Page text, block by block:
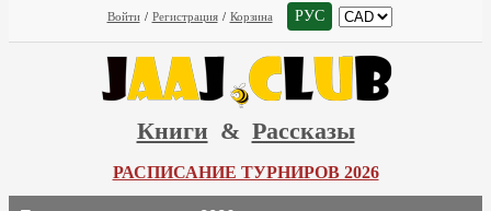
Войти / Регистрация / Корзина РУС
Книги & Рассказы
РАСПИСАНИЕ ТУРНИРОВ 2026